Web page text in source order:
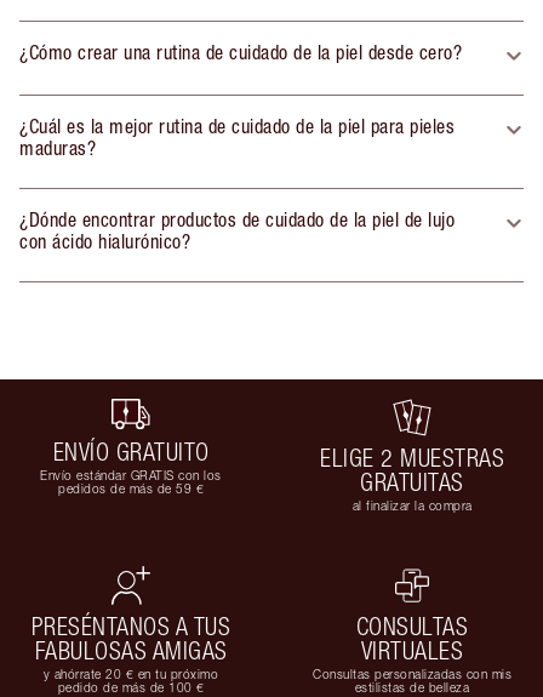
¿Cómo crear una rutina de cuidado de la piel desde cero?
¿Cuál es la mejor rutina de cuidado de la piel para pieles
maduras?
¿Dónde encontrar productos de cuidado de la piel de lujo
con ácido hialurónico?
ENVÍO GRATUITO
Envío estándar GRATIS con los
pedidos de más de 59 €
ELIGE 2 MUESTRAS
GRATUITAS
al finalizar la compra
PRESÉNTANOS A TUS
FABULOSAS AMIGAS
y ahórrate 20 € en tu próximo
pedido de más de 100 €
CONSULTAS
VIRTUALES
Consultas personalizadas con mis
estilistas de belleza